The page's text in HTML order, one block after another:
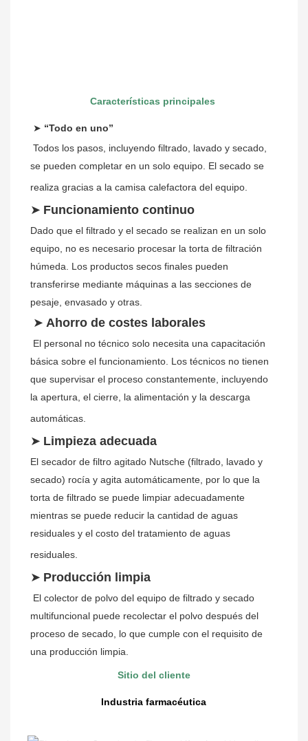
Características principales
➤ “Todo en uno”
Todos los pasos, incluyendo filtrado, lavado y secado,
se pueden completar en un solo equipo. El secado se
realiza gracias a la camisa calefactora del equipo.
➤ Funcionamiento continuo
Dado que el filtrado y el secado se realizan en un solo
equipo, no es necesario procesar la torta de filtración
húmeda. Los productos secos finales pueden
transferirse mediante máquinas a las secciones de
pesaje, envasado y otras.
➤ Ahorro de costes laborales
El personal no técnico solo necesita una capacitación
básica sobre el funcionamiento. Los técnicos no tienen
que supervisar el proceso constantemente, incluyendo
la apertura, el cierre, la alimentación y la descarga
automáticas.
➤ Limpieza adecuada
El secador de filtro agitado Nutsche (filtrado, lavado y
secado) rocía y agita automáticamente, por lo que la
torta de filtrado se puede limpiar adecuadamente
mientras se puede reducir la cantidad de aguas
residuales y el costo del tratamiento de aguas
residuales.
➤ Producción limpia
El colector de polvo del equipo de filtrado y secado
multifuncional puede recolectar el polvo después del
proceso de secado, lo que cumple con el requisito de
una producción limpia.
Sitio del cliente
Industria farmacéutica